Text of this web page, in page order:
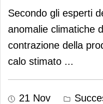
Secondo gli esperti
anomalie climatiche
contrazione della
calo stimato ...
21 Nov